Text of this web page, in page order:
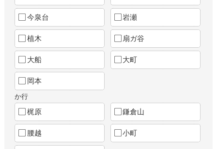
今泉台 岩瀬
植木 扇ガ谷
大船 大町
岡本
か行
梶原 鎌倉山
腰越 小町